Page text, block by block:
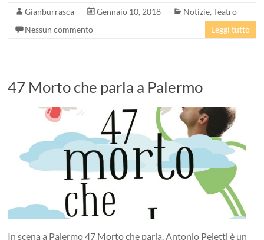
Gianburrasca Gennaio 10, 2018 Notizie,Teatro
Nessun commento
Leggi tutto
47 Morto che parla a Palermo
In scena a Palermo 47 Morto che parla. Antonio Peletti è un